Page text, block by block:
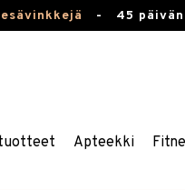
- 45
Apteekki